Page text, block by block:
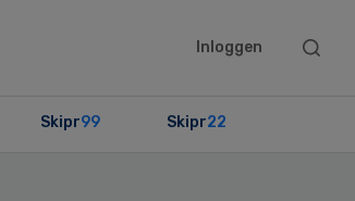
Inloggen
Search
Skipr99 Skipr22